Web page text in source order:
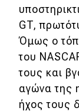
GT,
Όμως ο
του
τους και
αγώνα της
ήχος τους